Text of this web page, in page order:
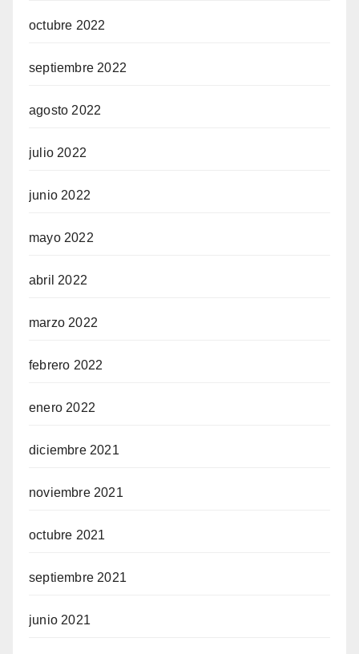
octubre 2022
septiembre 2022
agosto 2022
julio 2022
junio 2022
mayo 2022
abril 2022
marzo 2022
febrero 2022
enero 2022
diciembre 2021
noviembre 2021
octubre 2021
septiembre 2021
junio 2021